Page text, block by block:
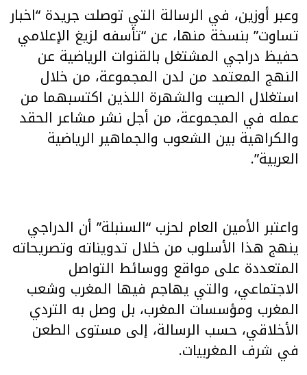
وعبر أوزين، في الرسالة التي توصلت جريدة “اخبار
تساوت” بنسخة منها، عن “تأسفه لزيغ الإعلامي
حفيظ دراجي المشتغل بالقنوات الرياضية عن
النهج المعتمد من لدن المجموعة، من خلال
استغلال الصيت والشهرة اللذين اكتسبهما من
عمله في المجموعة، من أجل نشر مشاعر الحقد
والكراهية بين الشعوب والجماهير الرياضية
العربية”.
واعتبر الأمين العام لحزب “السنبلة” أن الدراجي
ينهج هذا الأسلوب من خلال تدويناته وتصريحاته
المتعددة على مواقع ووسائط التواصل
الاجتماعي، والتي يهاجم فيها المغرب وشعب
المغرب ومؤسسات المغرب، بل وصل به التردي
الأخلاقي، حسب الرسالة، إلى مستوى الطعن
في شرف المغربيات.